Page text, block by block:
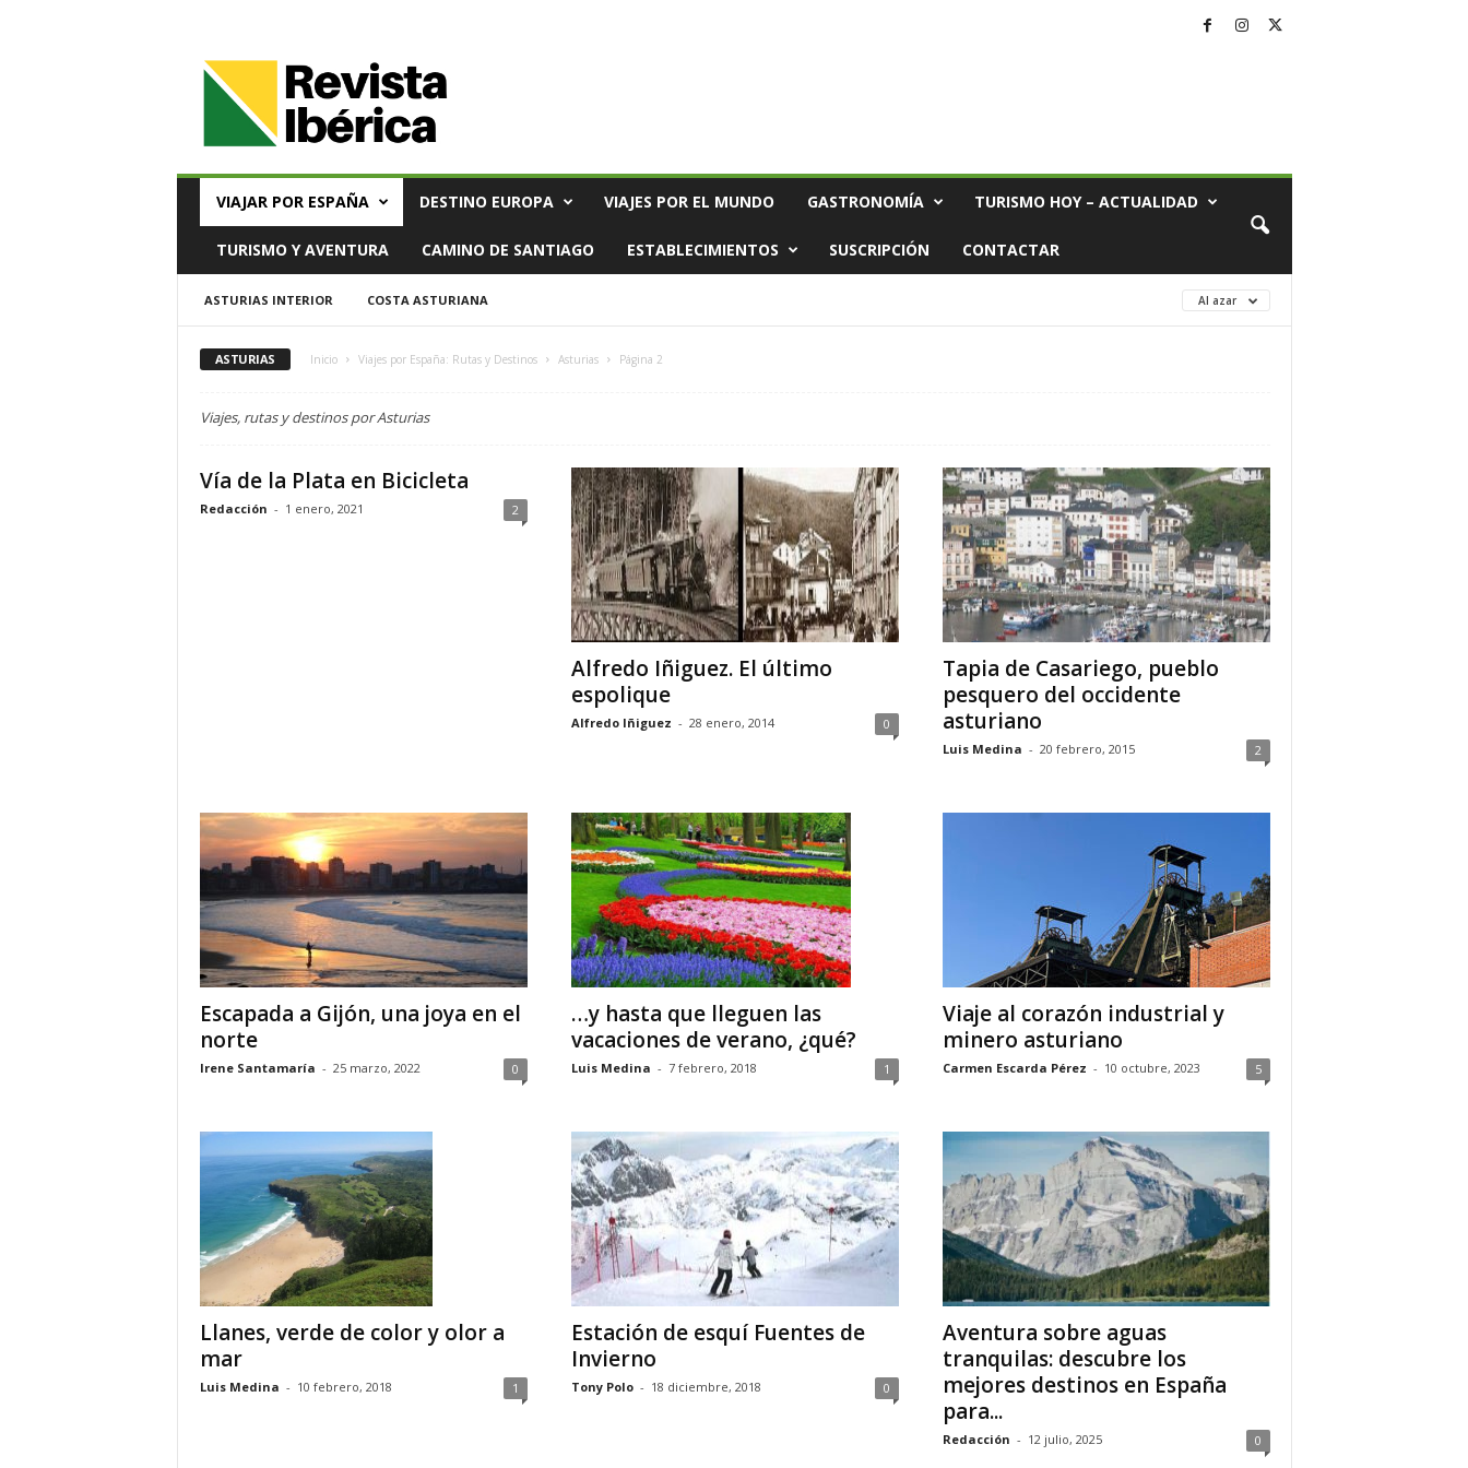
m
VIAJAR POR ESPAÑA DESTINO EUROPA VIAJES POR EL MUNDO GASTRONOMÍA TURISMO HOY – ACTUALIDAD
TURISMO Y AVENTURA CAMINO DE SANTIAGO ESTABLECIMIENTOS SUSCRIPCIÓN CONTACTAR
ASTURIAS INTERIOR COSTA ASTURIANA Al azar
ASTURIAS Inicio Viajes por España: Rutas y Destinos Asturias Página 2
Viajes, rutas y destinos por Asturias
Vía de la Plata en Bicicleta
Redacción - 1 enero, 2021 2
Alfredo Iñiguez. El último
espolique
Alfredo Iñiguez - 28 enero, 2014 0
Tapia de Casariego, pueblo
pesquero del occidente
asturiano
Luis Medina - 20 febrero, 2015 2
Escapada a Gijón, una joya en el
norte
Irene Santamaría - 25 marzo, 2022 0
…y hasta que lleguen las
vacaciones de verano, ¿qué?
Luis Medina - 7 febrero, 2018 1
Viaje al corazón industrial y
minero asturiano
Carmen Escarda Pérez - 10 octubre, 2023 5
Llanes, verde de color y olor a
mar
Luis Medina - 10 febrero, 2018 1
Estación de esquí Fuentes de
Invierno
Tony Polo - 18 diciembre, 2018 0
Aventura sobre aguas
tranquilas: descubre los
mejores destinos en España
para...
Redacción - 12 julio, 2025 0